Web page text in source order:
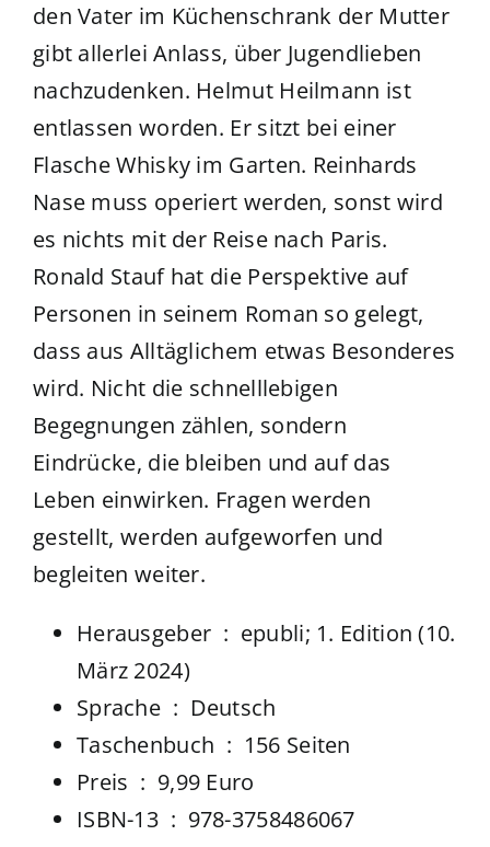
den Vater im Küchenschrank der Mutter
gibt allerlei Anlass, über Jugendlieben
nachzudenken. Helmut Heilmann ist
entlassen worden. Er sitzt bei einer
Flasche Whisky im Garten. Reinhards
Nase muss operiert werden, sonst wird
es nichts mit der Reise nach Paris.
Ronald Stauf hat die Perspektive auf
Personen in seinem Roman so gelegt,
dass aus Alltäglichem etwas Besonderes
wird. Nicht die schnelllebigen
Begegnungen zählen, sondern
Eindrücke, die bleiben und auf das
Leben einwirken. Fragen werden
gestellt, werden aufgeworfen und
begleiten weiter.
Herausgeber ‏ : ‎ epubli; 1. Edition (10.
März 2024)
Sprache ‏ : ‎ Deutsch
Taschenbuch ‏ : ‎ 156 Seiten
Preis ‏ : ‎ 9,99 Euro
ISBN-13 ‏ : ‎ 978-3758486067